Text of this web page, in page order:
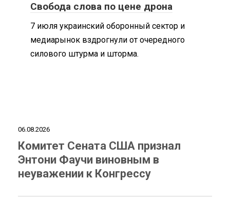
Свобода слова по цене дрона
7 июля украинский оборонный сектор и
медиарынок вздрогнули от очередного
силового штурма и шторма.
06.08.2026
Комитет Сената США признал
Энтони Фаучи виновным в
неуважении к Конгрессу